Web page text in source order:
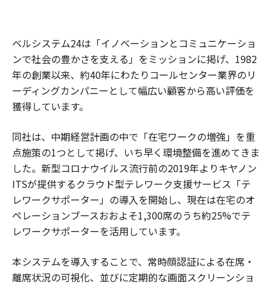
ベルシステム24は「イノベーションとコミュニケーショ
ンで社会の豊かさを支える」をミッションに掲げ、1982
年の創業以来、約40年にわたりコールセンター業界のリ
ーディングカンパニーとして幅広い顧客から高い評価を
獲得しています。
同社は、中期経営計画の中で「在宅ワークの増強」を重
点施策の1つとして掲げ、いち早く環境整備を進めてきま
した。新型コロナウイルス流行前の2019年よりキヤノン
ITSが提供するクラウド型テレワーク支援サービス「テ
レワークサポーター」の導入を開始し、現在は在宅のオ
ペレーションブースおおよそ1,300席のうち約25%でテ
レワークサポーターを活用しています。
本システムを導入することで、常時顔認証による在席・
離席状況の可視化、並びに定期的な画面スクリーンショ